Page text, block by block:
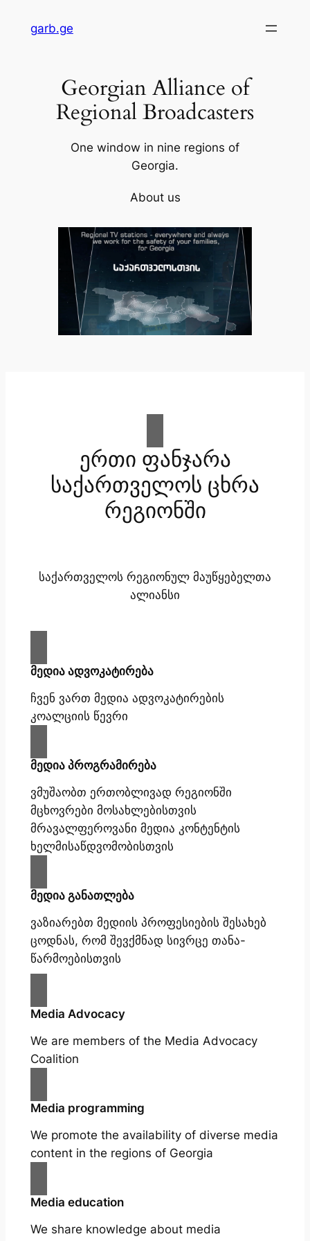
garb.ge
Georgian Alliance of
Regional Broadcasters
One window in nine regions of
Georgia.
About us
ერთი ფანჯარა
საქართველოს ცხრა
რეგიონში
საქართველოს რეგიონულ მაუწყებელთა
ალიანსი
მედია ადვოკატირება
ჩვენ ვართ მედია ადვოკატირების
კოალციის წევრი
მედია პროგრამირება
ვმუშაობთ ერთობლივად რეგიონში
მცხოვრები მოსახლებისთვის
მრავალფეროვანი მედია კონტენტის
ხელმისაწდვომობისთვის
მედია განათლება
ვაზიარებთ მედიის პროფესიების შესახებ
ცოდნას, რომ შევქმნად სივრცე თანა-
წარმოებისთვის
Media Advocacy
We are members of the Media Advocacy
Coalition
Media programming
We promote the availability of diverse media
content in the regions of Georgia
Media education
We share knowledge about media